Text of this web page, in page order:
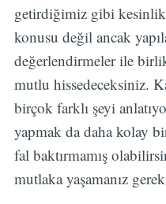
getirdiğimiz gibi
konusu değil ancak
değerlendirmeler ile
mutlu hissedeceksiniz.
birçok farklı şeyi
yapmak da daha kolay
fal baktırmamış
mutlaka yaşamanız